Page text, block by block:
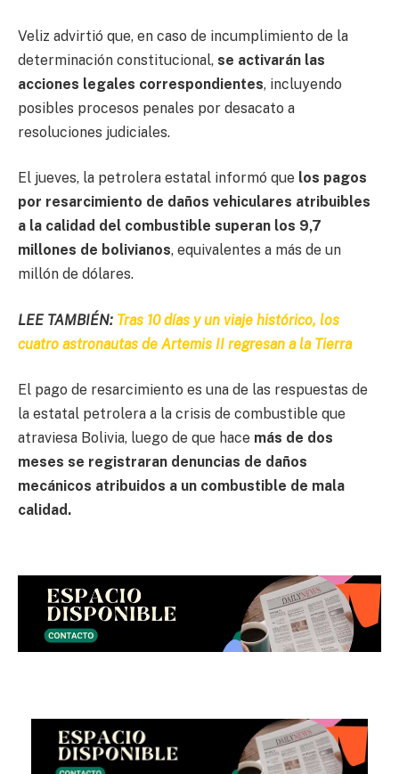
Veliz advirtió que, en caso de incumplimiento de la
determinación constitucional, se activarán las
acciones legales correspondientes, incluyendo
posibles procesos penales por desacato a
resoluciones judiciales.
El jueves, la petrolera estatal informó que los pagos
por resarcimiento de daños vehiculares atribuibles
a la calidad del combustible superan los 9,7
millones de bolivianos, equivalentes a más de un
millón de dólares.
LEE TAMBIÉN: Tras 10 días y un viaje histórico, los
cuatro astronautas de Artemis II regresan a la Tierra
El pago de resarcimiento es una de las respuestas de
la estatal petrolera a la crisis de combustible que
atraviesa Bolivia, luego de que hace más de dos
meses se registraran denuncias de daños
mecánicos atribuidos a un combustible de mala
calidad.